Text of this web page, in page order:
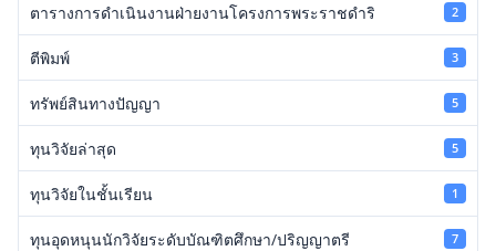
ตารางการดำเนินงานฝ่ายงานโครงการพระราชดำริ 2
ตีพิมพ์ 3
ทรัพย์สินทางปัญญา 5
ทุนวิจัยล่าสุด 5
ทุนวิจัยในชั้นเรียน 1
ทุนอุดหนุนนักวิจัยระดับบัณฑิตศึกษา/ปริญญาตรี 7